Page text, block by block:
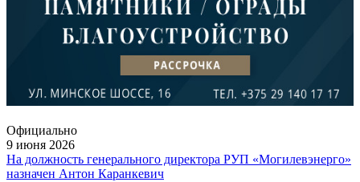
Официально
9 июня 2026
На должность генерального директора РУП «Могилевэнерго»
назначен Антон Каранкевич